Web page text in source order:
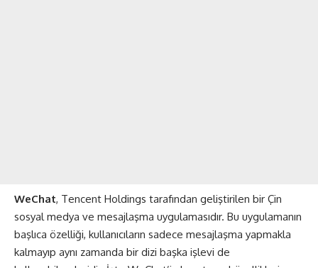
WeChat, Tencent Holdings tarafından geliştirilen bir Çin
sosyal medya ve mesajlaşma uygulamasıdır. Bu uygulamanın
başlıca özelliği, kullanıcıların sadece mesajlaşma yapmakla
kalmayıp aynı zamanda bir dizi başka işlevi de